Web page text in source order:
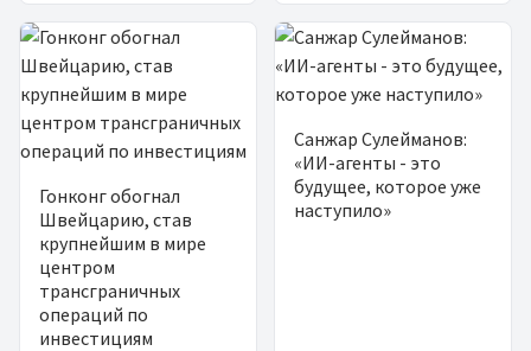
Гонконг обогнал
Швейцарию, став
крупнейшим в мире
центром
трансграничных
операций по
инвестициям
Санжар Сулейманов:
«ИИ-агенты - это
будущее, которое уже
наступило»